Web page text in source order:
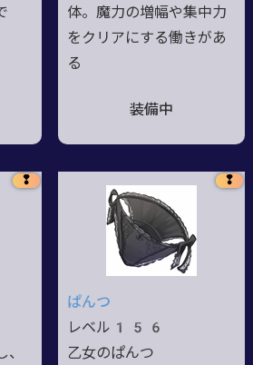
体。魔力の増幅や集中力
をクリアにする働きがあ
る
装備中
❢ ❢
ぱんつ
レベル156
乙女のぱんつ